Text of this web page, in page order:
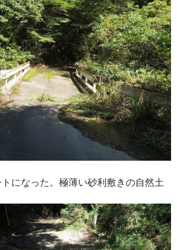
になった。極薄い砂利敷きの自然土